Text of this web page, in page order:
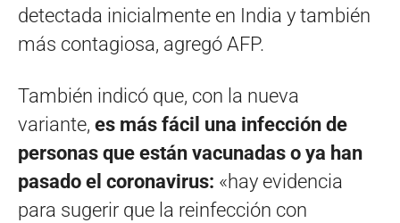
detectada inicialmente en India y también
más contagiosa, agregó AFP.
También indicó que, con la nueva
variante, es más fácil una infección de
personas que están vacunadas o ya han
pasado el coronavirus: «hay evidencia
para sugerir que la reinfección con